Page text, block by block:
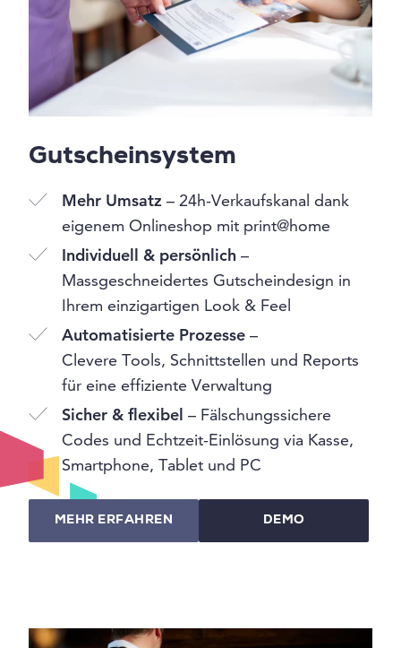
Gutscheinsystem
Mehr Umsatz – 24h-Verkaufskanal dank
eigenem Onlineshop mit print@home
Individuell & persönlich –
Massgeschneidertes Gutscheindesign in
Ihrem einzigartigen Look & Feel
Automatisierte Prozesse –
Clevere Tools, Schnittstellen und Reports
für eine effiziente Verwaltung
Sicher & flexibel – Fälschungssichere
Codes und Echtzeit-Einlösung via Kasse,
Smartphone, Tablet und PC
MEHR ERFAHREN DEMO